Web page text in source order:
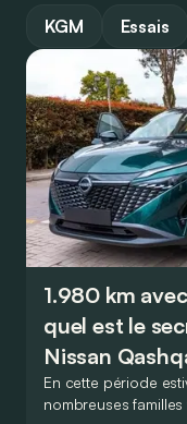
KGM Essais
1.980 km
quel est le
Nissan
En cette période
nombreuses